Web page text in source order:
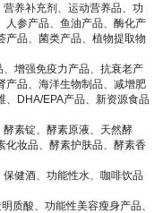
养补充剂、运动营养品、功
人参产品、鱼油产品、酶化产
产品、菌类产品、植物提取物
、增强免疫力产品、抗衰老产
产品、海洋生物制品、减增肥
、DHA/EPA产品、新资源食品
素锭、酵素原液、天然酵
化妆品、酵素护肤品、酵素香
健酒、功能性水、咖啡饮品
质酸、功能性美容瘦身产品、